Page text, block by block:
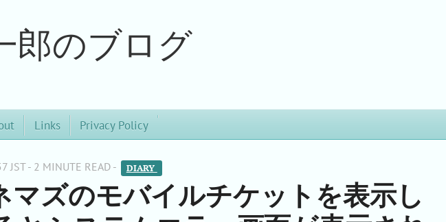
郎のブログ
Links Privacy Policy
- 2 MINUTE READ - DIARY
マズのモバイルチケットを表示し